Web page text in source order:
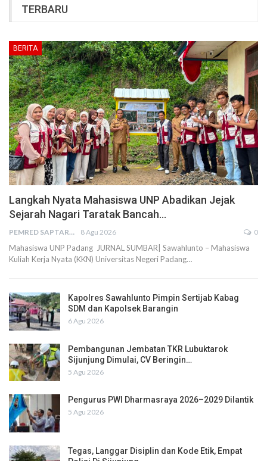
TERBARU
BERITA
Langkah Nyata Mahasiswa UNP Abadikan Jejak
Sejarah Nagari Taratak Bancah…
PEMRED SAPTARIUS 8 Agu 2026 0
Mahasiswa UNP Padang JURNAL SUMBAR| Sawahlunto – Mahasiswa
Kuliah Kerja Nyata (KKN) Universitas Negeri Padang…
Kapolres Sawahlunto Pimpin Sertijab Kabag
SDM dan Kapolsek Barangin
6 Agu 2026
Pembangunan Jembatan TKR Lubuktarok
Sijunjung Dimulai, CV Beringin…
5 Agu 2026
Pengurus PWI Dharmasraya 2026–2029 Dilantik
5 Agu 2026
Tegas, Langgar Disiplin dan Kode Etik, Empat